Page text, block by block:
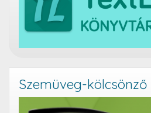
Szemüveg-kölcsönző